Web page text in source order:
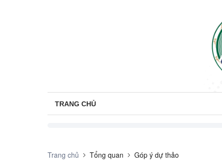
TRANG CHỦ
Trang chủ Tổng quan Góp ý dự thảo